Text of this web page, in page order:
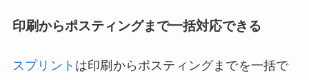
印刷からポスティングまで一括対応できる
スプリント は印刷からポスティングまでを一括で